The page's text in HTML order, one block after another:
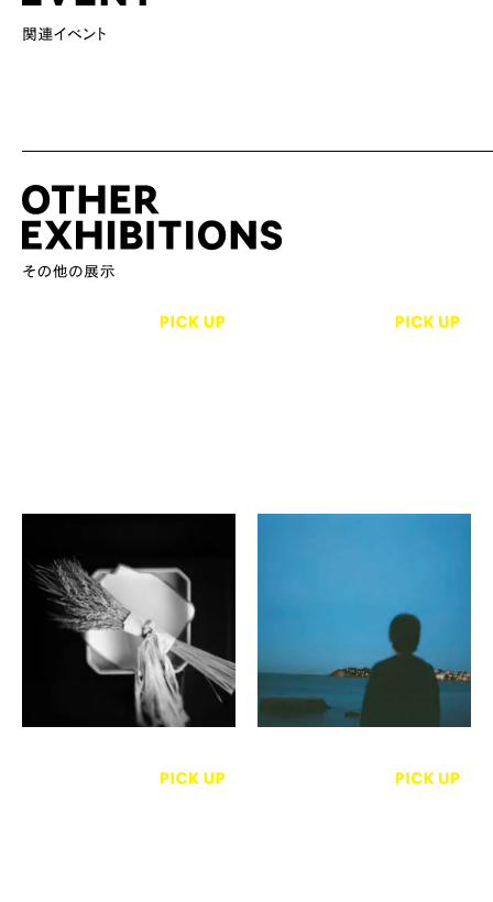
恵みの循環
便利堂コロタイプギャラ
リーgallery II
第3回 Photo Exhibition
for Better 『写真の力で世
界をよくする道しるべ』
OM ART × MUSIC
GALLERY